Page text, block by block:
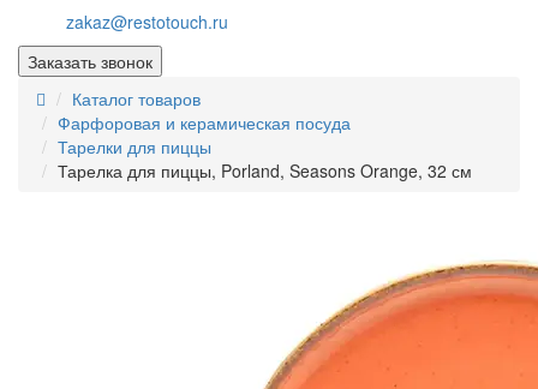
zakaz@restotouch.ru
Заказать звонок
Каталог товаров
Фарфоровая и керамическая посуда
Тарелки для пиццы
Тарелка для пиццы, Porland, Seasons Orange, 32 см